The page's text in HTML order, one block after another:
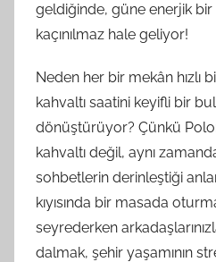
geldiğinde, güne enerjik
kaçınılmaz hale geliyor!
Neden her bir mekân hızlı
kahvaltı saatini keyifli bir
dönüştürüyor? Çünkü
kahvaltı değil, aynı
sohbetlerin derinleştiği
kıyısında bir masada
seyrederken
dalmak, şehir yaşamının